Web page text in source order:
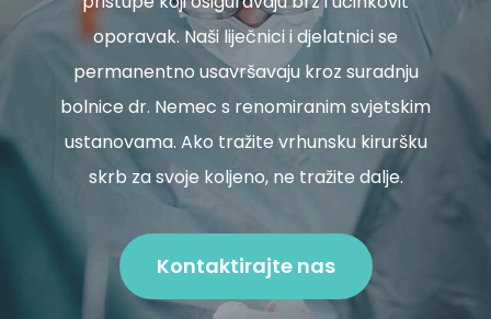
oporavak. Naši liječnici i djelatnici se
permanentno usavršavaju kroz suradnju
bolnice dr. Nemec s renomiranim svjetskim
ustanovama. Ako tražite vrhunsku kiruršku
skrb za svoje koljeno, ne tražite dalje.
Kontaktirajte nas